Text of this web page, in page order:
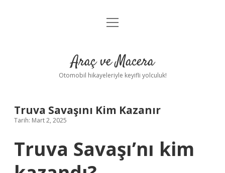
Anasayfa
Yasal Uyarı
menüyü
Araç ve Macera
Otomobil hikayeleriyle keyifli yolculuk!
Truva Savaşını Kim Kazanır
Tarih: Mart 2, 2025
Truva Savaşı’nı kim